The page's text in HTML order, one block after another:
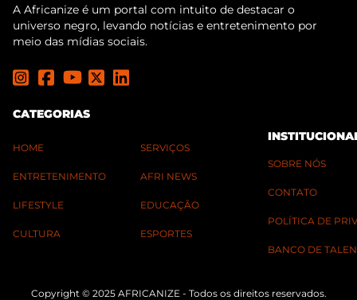
A Africanize é um portal com intuito de destacar o
universo negro, levando notícias e entretenimento por
meio das mídias sociais.
CATEGORIAS
HOME
ENTRETENIMENTO
LIFESTYLE
CULTURA
SERVIÇOS
AFRI NEWS
EDUCAÇÃO
ESPORTES
SOBRE NÓS
CONTATO
POLÍTICA DE
BANCO DE
Copyright © 2025 AFRICANIZE - Todos os direitos reservados.